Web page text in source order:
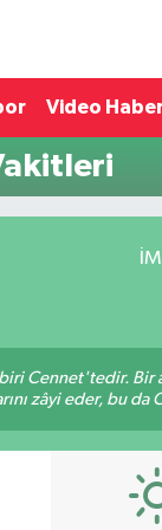
Video
Cennet'tedir.
zâyi eder, bu